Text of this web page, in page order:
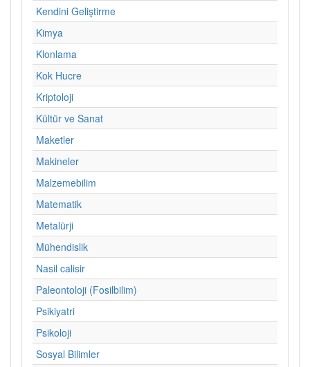
Kendini Geliştirme
Kimya
Klonlama
Kok Hucre
Kriptoloji
Kültür ve Sanat
Maketler
Makineler
Malzemebilim
Matematik
Metalürji
Mühendislik
Nasil calisir
Paleontoloji (Fosilbilim)
Psikiyatri
Psikoloji
Sosyal Bilimler